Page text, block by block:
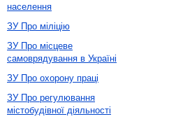
населення
ЗУ Про міліцію
ЗУ Про місцеве
самоврядування в Україні
ЗУ Про охорону праці
ЗУ Про регулювання
містобудівної діяльності